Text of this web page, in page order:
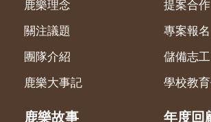
鹿樂理念
關注議題
團隊介紹
鹿樂大事記
提案合作
專案報名
儲備志工
學校教
鹿樂故事 年度回